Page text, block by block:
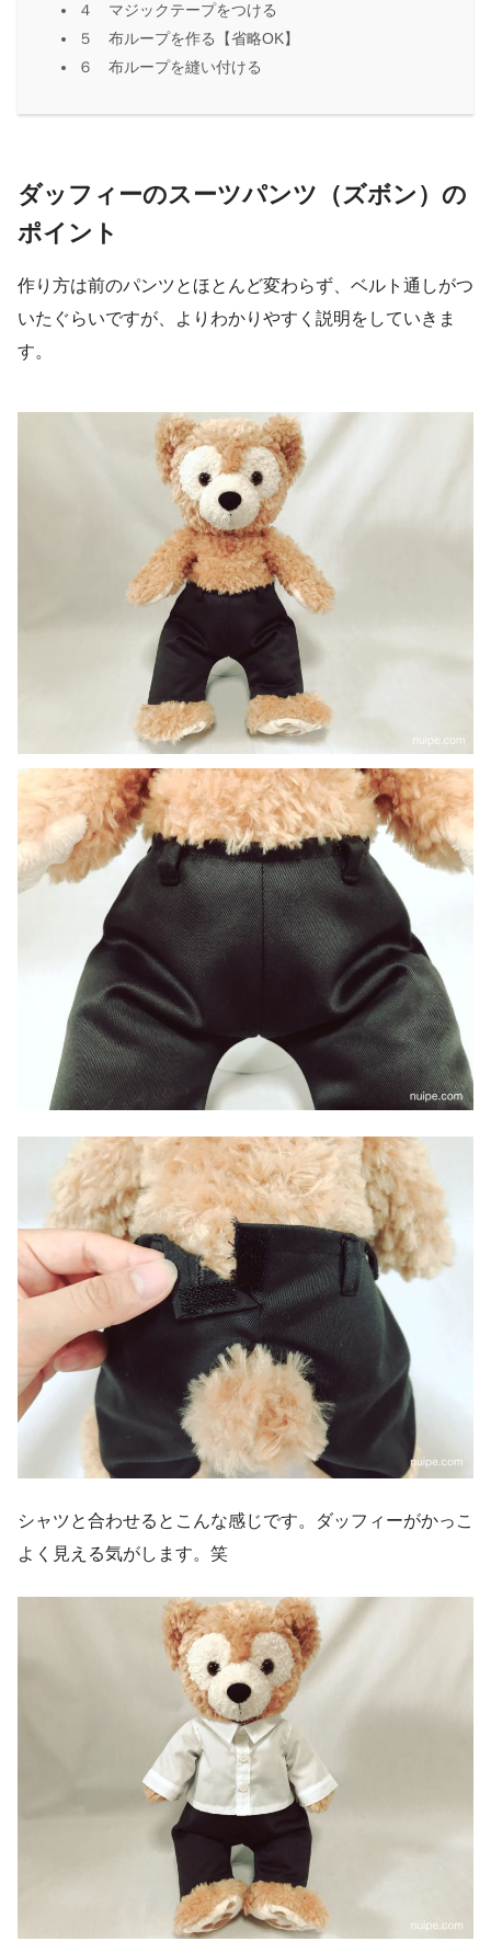
４ マジックテープをつける
５ 布ループを作る【省略OK】
６ 布ループを縫い付ける
ダッフィーのスーツパンツ（ズボン）の
ポイント
作り方は前のパンツとほとんど変わらず、ベルト通しがつ
いたぐらいですが、よりわかりやすく説明をしていきま
す。
シャツと合わせるとこんな感じです。ダッフィーがかっこ
よく見える気がします。笑